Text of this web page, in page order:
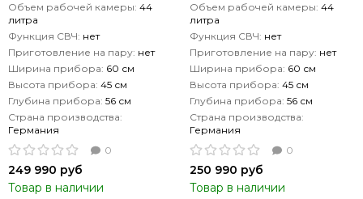
Объем рабочей камеры: 44
литра
Функция СВЧ: нет
Приготовление на пару: нет
Ширина прибора: 60 см
Высота прибора: 45 см
Глубина прибора: 56 см
Страна производства:
Германия
0
249 990 руб
Товар в наличии
Объем рабочей камеры: 44
литра
Функция СВЧ: нет
Приготовление на пару: нет
Ширина прибора: 60 см
Высота прибора: 45 см
Глубина прибора: 56 см
Страна производства:
Германия
0
250 990 руб
Товар в наличии